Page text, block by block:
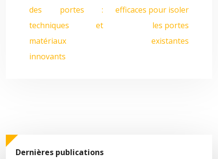
des portes :
techniques et
matériaux
innovants
efficaces pour isoler
les portes
existantes
Dernières publications